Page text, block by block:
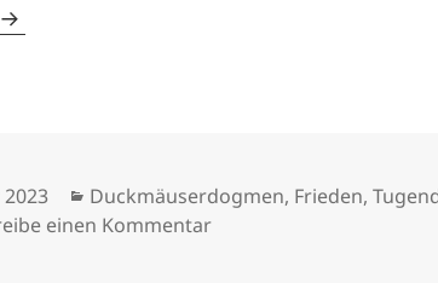
Kategorien
Duckmäuserdogmen, Frieden,
einen Kommentarzu Das Böse im Auge